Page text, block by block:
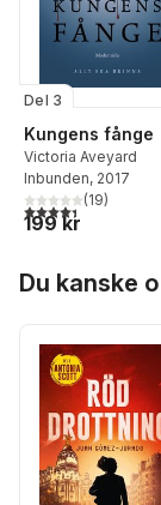
Del 3
Kungens fånge
Victoria Aveyard
Inbunden, 2017
4,4utav 5 stjärnor.
(19)
199 kr
Du kanske